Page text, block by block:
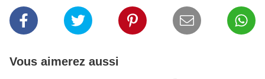
Vous aimerez aussi